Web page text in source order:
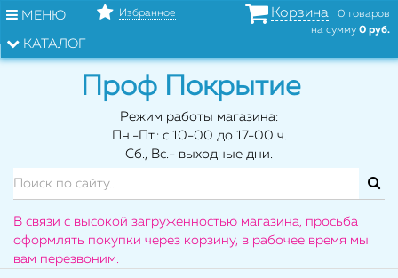
МЕНЮ
КАТАЛОГ
Избранное Корзина
0 товаров
на сумму 0 руб.
Проф Покрытие
Режим работы магазина:
Пн.-Пт.: с 10-00 до 17-00 ч.
Сб., Вс.- выходные дни.
В связи с высокой загруженностью магазина, просьба
оформлять покупки через корзину, в рабочее время мы
вам перезвоним.